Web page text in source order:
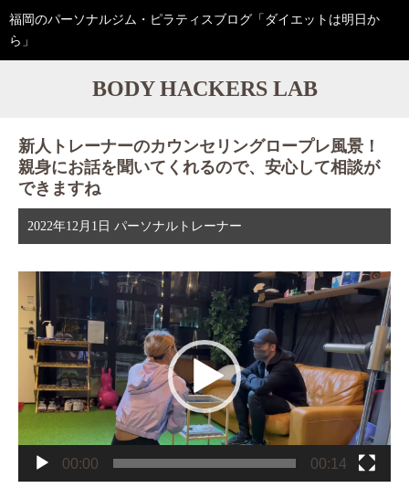
福岡のパーソナルジム・ピラティスブログ「ダイエットは明日か
ら」
BODY HACKERS LAB
新人トレーナーのカウンセリングロープレ風景！
親身にお話を聞いてくれるので、安心して相談が
できますね
2022年12月1日 パーソナルトレーナー
画
プ
ー
00:00 00:14